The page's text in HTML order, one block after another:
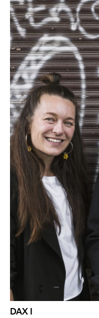
DAX I